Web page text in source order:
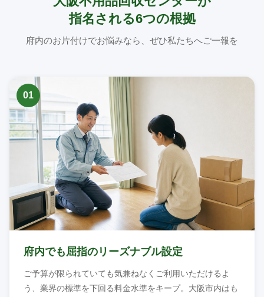
指名される6つの根拠
府内のお片付けでお悩みなら、ぜひ私たちへご一報を
01
府内でも屈指のリーズナブル設定
ご予算が限られていても気兼ねなくご利用いただけるよ
う、業界の標準を下回る料金水準をキープ。大阪市内はも